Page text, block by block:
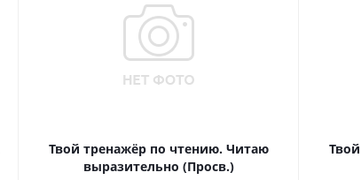
Твой тренажёр по чтению. Читаю
выразительно (Просв.)